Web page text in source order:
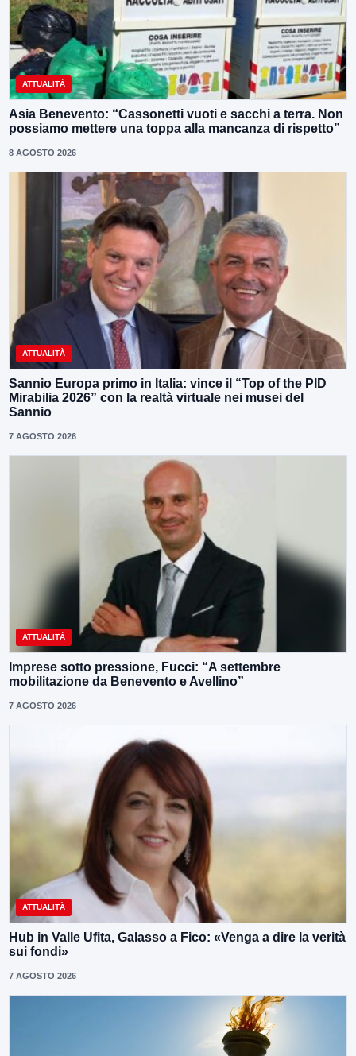
ATTUALITÀ
Asia Benevento: “Cassonetti vuoti e sacchi a terra. Non
possiamo mettere una toppa alla mancanza di rispetto”
8 AGOSTO 2026
ATTUALITÀ
Sannio Europa primo in Italia: vince il “Top of the PID
Mirabilia 2026” con la realtà virtuale nei musei del
Sannio
7 AGOSTO 2026
ATTUALITÀ
Imprese sotto pressione, Fucci: “A settembre
mobilitazione da Benevento e Avellino”
7 AGOSTO 2026
ATTUALITÀ
Hub in Valle Ufita, Galasso a Fico: «Venga a dire la verità
sui fondi»
7 AGOSTO 2026